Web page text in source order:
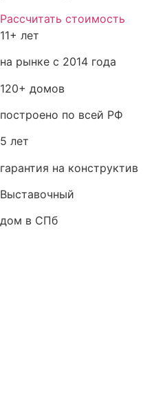
Рассчитать стоимость
11+ лет
на рынке с 2014 года
120+ домов
построено по всей РФ
5 лет
гарантия на конструктив
Выставочный
дом в СПб